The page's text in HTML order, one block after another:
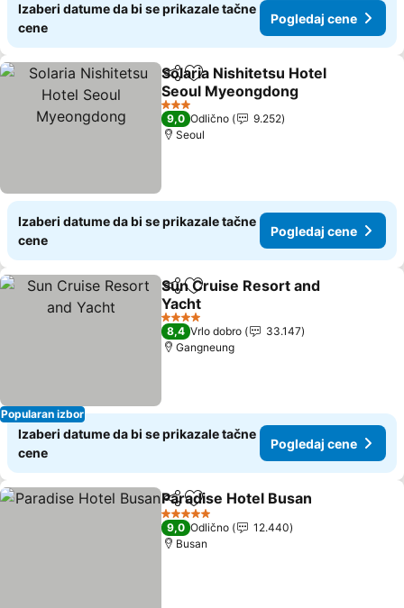
Izaberi datume da bi se prikazale tačne
cene
Pogledaj cene
Deli Dodati u favorite
Solaria Nishitetsu Hotel
Seoul Myeongdong
3 Zvezdice
9,0 Odlično
9.252
Seoul
Izaberi datume da bi se prikazale tačne
cene
Pogledaj cene
Popularan izbor
Deli Dodati u favorite
Sun Cruise Resort and
Yacht
4 Zvezdice
8,4 Vrlo dobro
33.147
Gangneung
Izaberi datume da bi se prikazale tačne
cene
Pogledaj cene
Deli Dodati u favorite
Paradise Hotel Busan
5 Zvezdice
9,0 Odlično
12.440
Busan